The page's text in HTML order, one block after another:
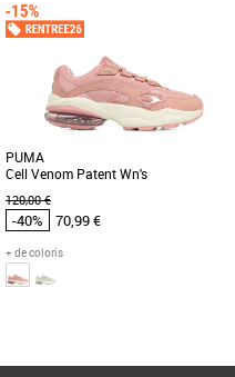
Chaussures Puma pas cher et Promos
Baskets Puma
Meneurs de jeu, entrez dans le FUTUR.
La nouvelle conception à la tige
combine un PWRTAPE au soutien [...]
PUMA
Cell Venom Patent Wn's
120,00 €
-40% 70,99 €
+ de coloris